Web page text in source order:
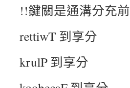
!!鍵關是通溝分充
rettiwT 到享分
krulP 到享分